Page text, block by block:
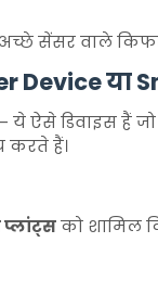
सेंसर वाले
Device या
ये ऐसे डिवाइस हैं जो
करते हैं।
प्लांट्सको शामिल